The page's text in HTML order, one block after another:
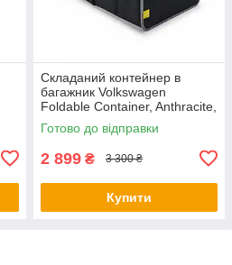
Складаний контейнер в
багажник Volkswagen
Foldable Container, Anthracite,
артикул 5H0061104
Готово до відправки
2 899 ₴ 3 300 ₴
Купити